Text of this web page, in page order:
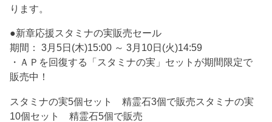
ります。
●新章応援スタミナの実販売セール
期間： 3月5日(木)15:00 ～ 3月10日(火)14:59
・ＡＰを回復する「スタミナの実」セットが期間限定で
販売中！
スタミナの実5個セット 精霊石3個で販売スタミナの実
10個セット 精霊石5個で販売